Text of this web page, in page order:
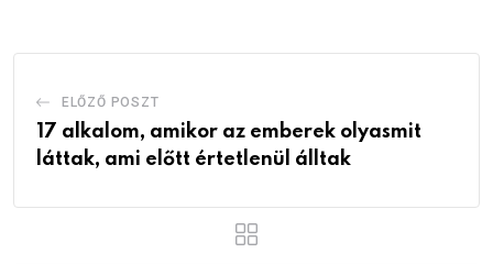
ELŐZŐ POSZT
17 alkalom, amikor az emberek olyasmit
láttak, ami előtt értetlenül álltak